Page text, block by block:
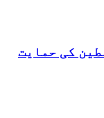
کی حمایت